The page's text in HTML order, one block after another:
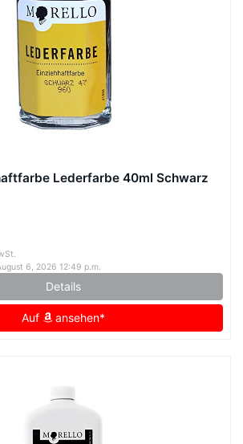
Lederfarbe 40ml Schwarz
6, 2026 12:49 p.m.
Details
Auf ansehen*